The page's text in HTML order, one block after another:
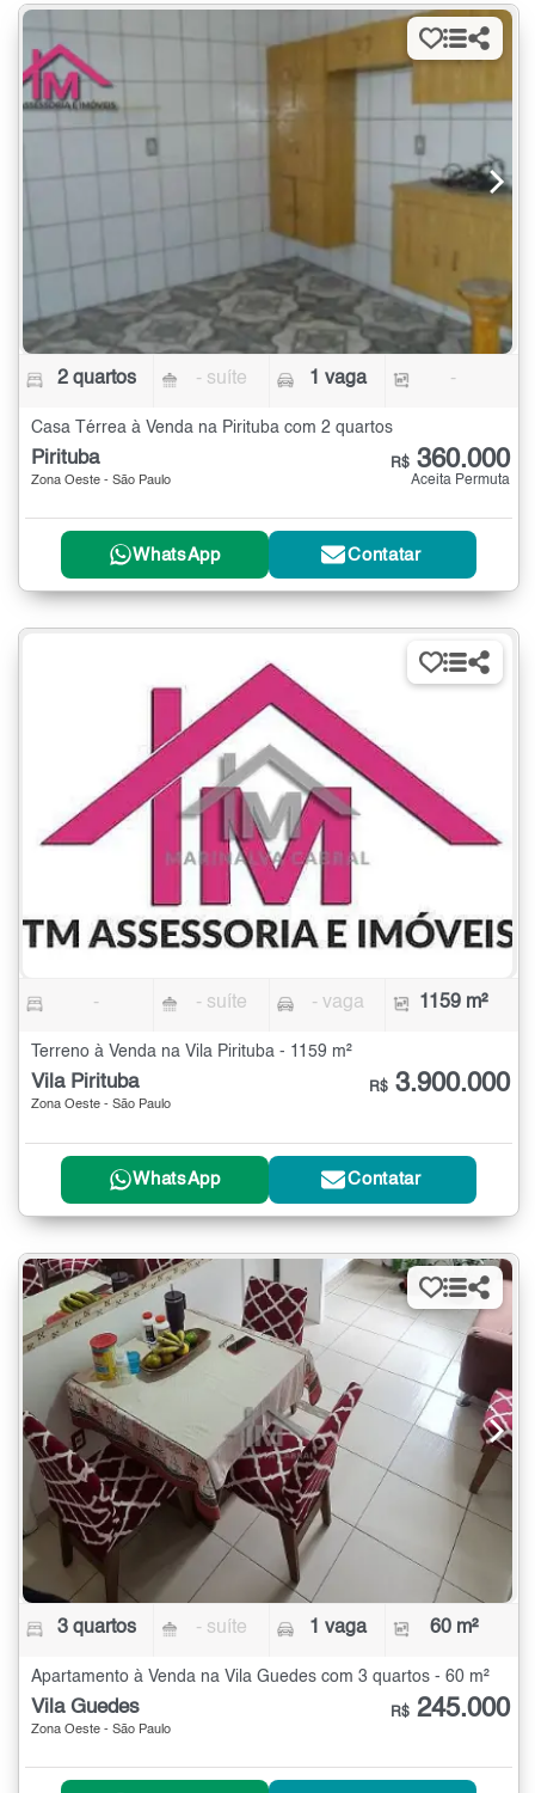
2 quartos - suíte 1 vaga -
Casa Térrea à Venda na Pirituba com 2 quartos
Pirituba
Zona Oeste - São Paulo
R$ 360.000
Aceita Permuta
WhatsApp Contatar
- - suíte - vaga 1159 m²
Terreno à Venda na Vila Pirituba - 1159 m²
Vila Pirituba
Zona Oeste - São Paulo
R$ 3.900.000
WhatsApp Contatar
3 quartos - suíte 1 vaga 60 m²
Apartamento à Venda na Vila Guedes com 3 quartos - 60 m²
Vila Guedes
Zona Oeste - São Paulo
R$ 245.000